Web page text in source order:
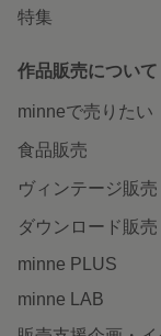
特集
作品販売について
minneで売りたい
食品販売
ヴィンテージ販売
ダウンロード販売
minne PLUS
minne LAB